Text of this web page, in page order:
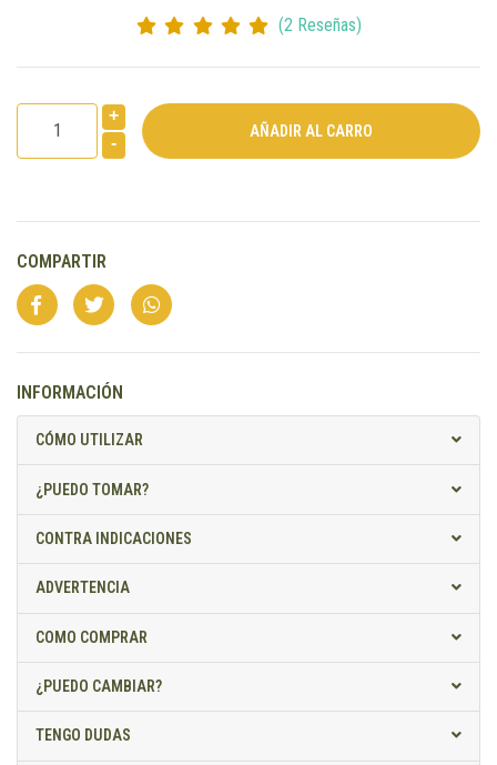
(2 Reseñas)
+
-
COMPARTIR
INFORMACIÓN
CÓMO UTILIZAR
¿PUEDO TOMAR?
CONTRA INDICACIONES
ADVERTENCIA
COMO COMPRAR
¿PUEDO CAMBIAR?
TENGO DUDAS